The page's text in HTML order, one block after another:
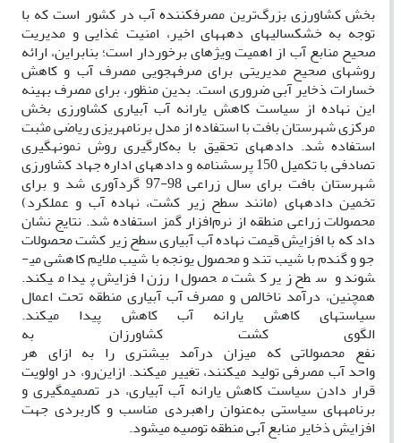
بخش کشاورزی بزرگ‌ترین مصرف­کننده آب در کشور است که با
توجه به خشکسالی­های دهه­های اخیر، امنیت غذایی و مدیریت
صحیح منابع آب از اهمیت ویژه­ای برخوردار است؛ بنابراین، ارائه
روش­های صحیح مدیریتی برای صرفه­جویی مصرف آب و کاهش
خسارات ذخایر آبی ضروری است. بدین منظور، برای مصرف بهینه
این نهاده از سیاست کاهش یارانه آب آبیاری کشاورزی بخش
مرکزی شهرستان بافت با استفاده از مدل برنامه­ریزی ریاضی مثبت
استفاده شد. داده­های تحقیق با به‌کارگیری روش نمونه­گیری
تصادفی با تکمیل 150 پرسشنامه و داده­های اداره جهاد کشاورزی
شهرستان بافت برای سال زراعی 98-97 گردآوری شد و برای
تخمین داده­های (مانند سطح زیر کشت، نهاده آب و عملکرد)
محصولات زراعی منطقه از نرم‌افزار گمز استفاده شد. نتایج نشان
داد که با افزایش قیمت نهاده­ آب آبیاری سطح زیر کشت محصولات
جو و گندم با شیب تند و محصول یونجه با شیب ملایم کاهشی می­
شوند و سطح زیر کشت محصول ارزن افزایش پیدا می­کند.
همچنین، درآمد ناخالص و مصرف آب آبیاری منطقه تحت اعمال
سیاست­های کاهش یارانه آب کاهش پیدا می­کند.
الگوی کشت کشاورزان به
نفع محصولاتی که میزان درآمد بیشتری را به ازای هر
واحدآبمصرفیتولید می­کنند،تغییرمی­کند. ازاین‌رو، در اولویت
قرار دادن سیاست کاهش یارانه آب آبیاری، در تصمیم­گیری و
برنامه­های سیاستی به‌عنوان راهبردی مناسب و کاربردی جهت
افزایش ذخایر منابع آبی منطقه توصیه می­شود.